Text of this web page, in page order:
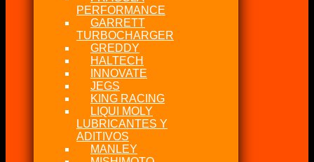
PERFORMANCE
GARRETT
TURBOCHARGER
GREDDY
HALTECH
INNOVATE
JEGS
KING RACING
LIQUI MOLY
LUBRICANTES Y
ADITIVOS
MANLEY